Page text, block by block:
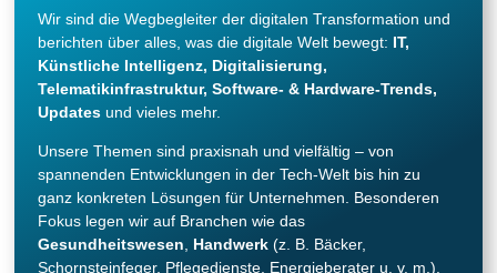
Wir sind die Wegbegleiter der digitalen Transformation und
berichten über alles, was die digitale Welt bewegt: IT,
Künstliche Intelligenz, Digitalisierung,
Telematikinfrastruktur, Software- & Hardware-Trends,
Updates und vieles mehr.
Unsere Themen sind praxisnah und vielfältig – von
spannenden Entwicklungen in der Tech-Welt bis hin zu
ganz konkreten Lösungen für Unternehmen. Besonderen
Fokus legen wir auf Branchen wie das
Gesundheitswesen, Handwerk (z. B. Bäcker,
Schornsteinfeger, Pflegedienste, Energieberater u. v. m.).